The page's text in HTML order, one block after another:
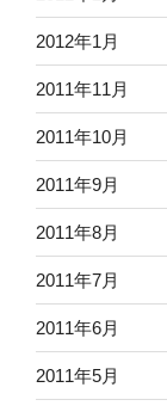
2012年1月
2011年11月
2011年10月
2011年9月
2011年8月
2011年7月
2011年6月
2011年5月